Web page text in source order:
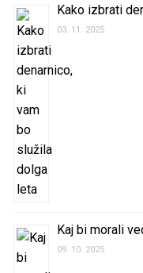
Kako izbrati
03. 11. 2025
Kaj bi morali
09. 10. 2025